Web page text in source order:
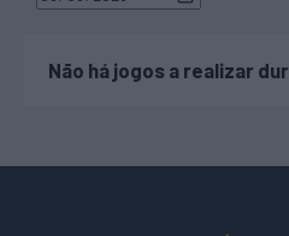
Não há jogos a realizar